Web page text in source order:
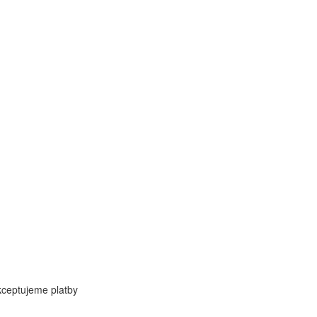
platby